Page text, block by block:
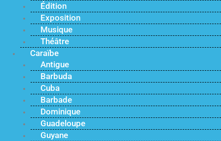
Édition
Exposition
Musique
Théâtre
Caraïbe
Antigue
Barbuda
Cuba
Barbade
Dominique
Guadeloupe
Guyane